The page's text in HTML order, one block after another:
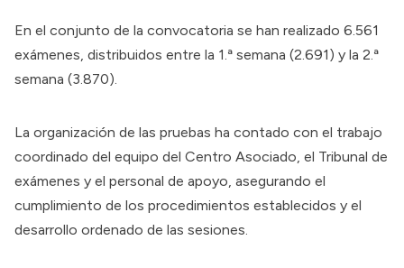
En el conjunto de la convocatoria se han realizado 6.561
exámenes, distribuidos entre la 1.ª semana (2.691) y la 2.ª
semana (3.870).
La organización de las pruebas ha contado con el trabajo
coordinado del equipo del Centro Asociado, el Tribunal de
exámenes y el personal de apoyo, asegurando el
cumplimiento de los procedimientos establecidos y el
desarrollo ordenado de las sesiones.